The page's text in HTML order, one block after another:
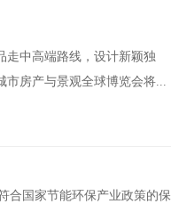
走中高端路线，设计新颖独
市房产与景观全球博览会将...
合国家节能环保产业政策的保